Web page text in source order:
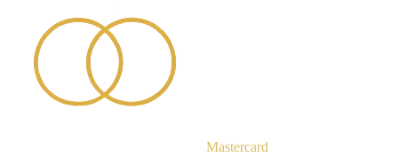
Mastercard